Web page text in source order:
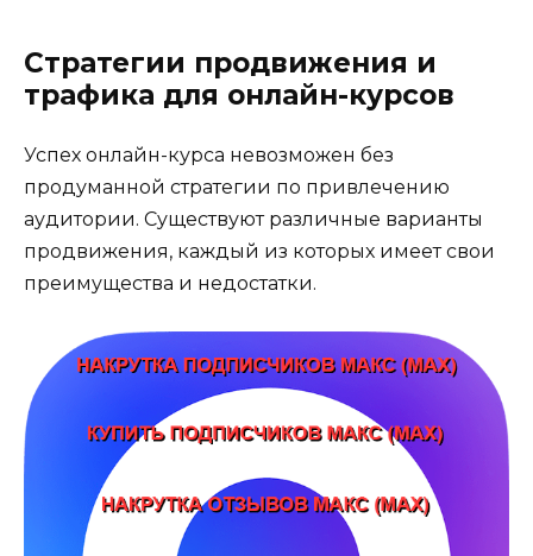
Стратегии продвижения и
трафика для онлайн-курсов
Успех онлайн-курса невозможен без
продуманной стратегии по привлечению
аудитории. Существуют различные варианты
продвижения, каждый из которых имеет свои
преимущества и недостатки.